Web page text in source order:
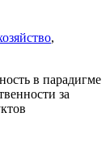
,
в парадигме
за